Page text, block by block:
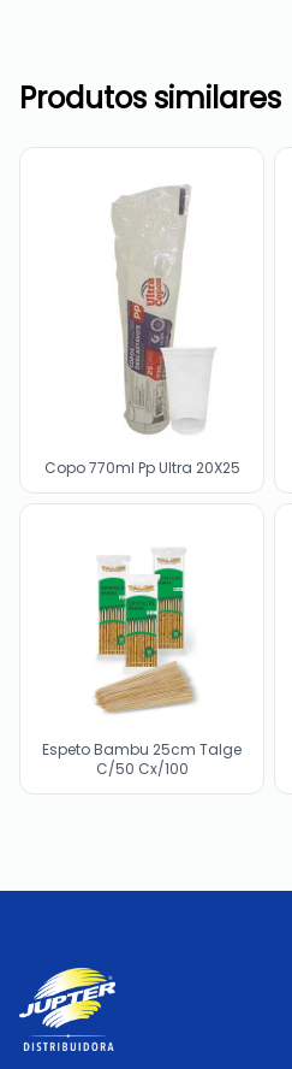
Produtos similares
Copo 770ml Pp Ultra 20X25
Espeto Bambu 25cm Talge
C/50 Cx/100